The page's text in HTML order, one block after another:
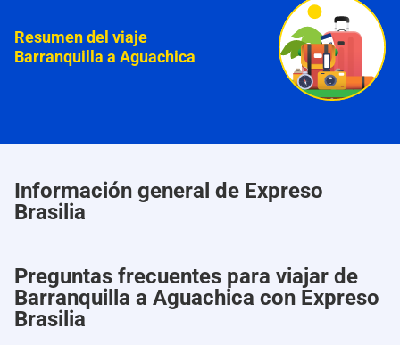
Resumen del viaje
Barranquilla a Aguachica
Información general de Expreso
Brasilia
Preguntas frecuentes para viajar de
Barranquilla a Aguachica con Expreso
Brasilia